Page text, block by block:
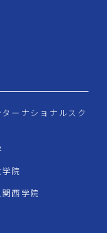
ーナショナルスク
院
西学院